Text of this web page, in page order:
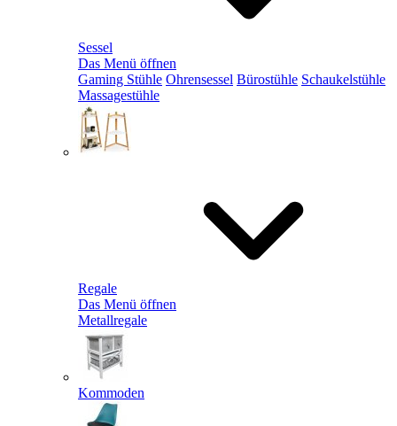
Sessel
Das Menü öffnen
Gaming Stühle Ohrensessel Bürostühle Schaukelstühle
Massagestühle
Regale
Das Menü öffnen
Metallregale
Kommoden